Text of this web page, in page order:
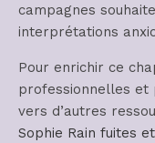
campagnes
interprétations
Pour enrichir ce
professionnelles et
vers d’autres
Sophie Rain fuites